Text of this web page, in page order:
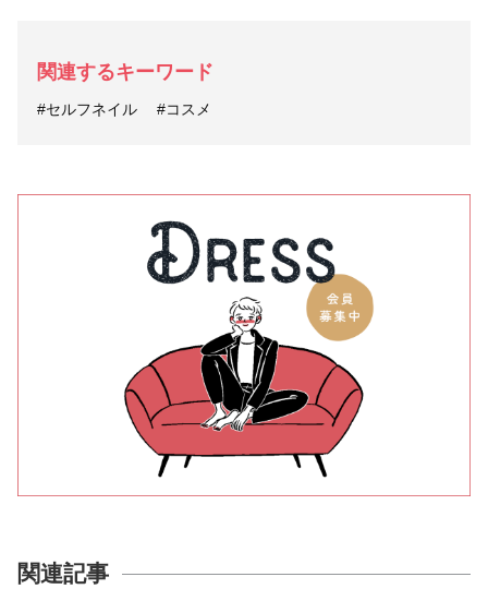
関連するキーワード
#セルフネイル #コスメ
関連記事